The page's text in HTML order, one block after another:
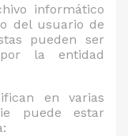
informático
del usuario de
pueden ser
la entidad
en varias
puede estar